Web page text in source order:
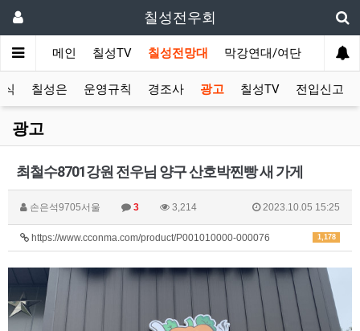
칠성전우회
메인 칠성TV 칠성전망대 막강연대/여단 사단
칠성은 운영규칙 경조사 광고 칠성TV 전입신고
광고
최철수8701강원 전우님 양구 산호박찐빵 새 가게
손은석9705서울 3 3,214 2023.10.05 15:25
1,178
https://www.cconma.com/product/P001010000-000076